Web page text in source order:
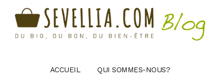
ACCUEIL QUI SOMMES-NOUS?